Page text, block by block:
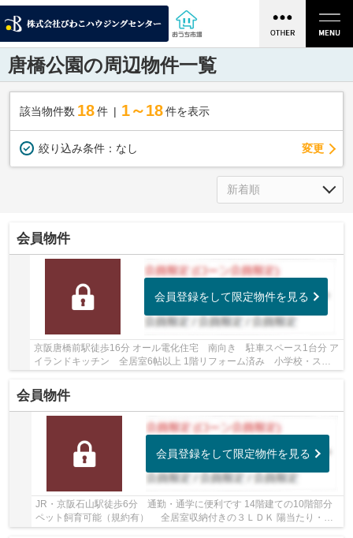
唐橋公園の周辺物件一覧
該当物件数 18件 1～18 件を表示
絞り込み条件： なし 変更
会員物件
会員登録をして限定物件を見る
京阪唐橋前駅徒歩16分 オール電化住宅 南向き 駐車スペース1台分 ア
イランドキッチン 全居室6帖以上 1階リフォーム済み 小学校・スー
パー徒歩10分圏内です
会員物件
会員登録をして限定物件を見る
JR・京阪石山駅徒歩6分 通勤・通学に便利です 14階建ての10階部分
ペット飼育可能（規約有） 全居室収納付きの３ＬＤＫ 陽当たり・眺
望良好です